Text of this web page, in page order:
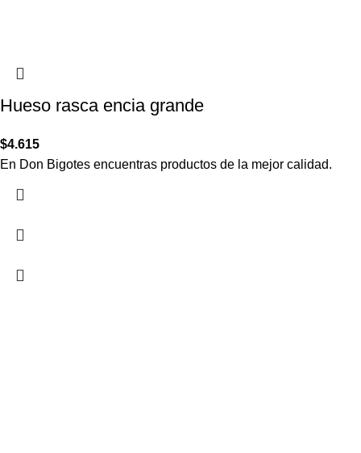
Hueso rasca encia grande
$4.615
En Don Bigotes encuentras productos de la mejor calidad.